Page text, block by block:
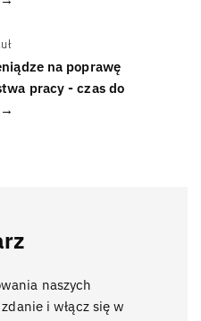
na poprawę
pracy - czas do
naszych
i włącz się w